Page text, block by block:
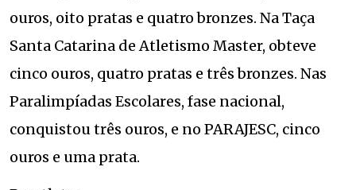
ouros, oito pratas e quatro bronzes. Na Taça
Santa Catarina de Atletismo Master, obteve
cinco ouros, quatro pratas e três bronzes. Nas
Paralimpíadas Escolares, fase nacional,
conquistou três ouros, e no PARAJESC, cinco
ouros e uma prata.